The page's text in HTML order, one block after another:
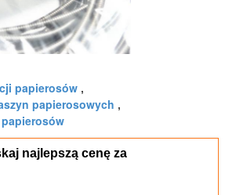
papierosów ,
papierosowych ,
najlepszą cenę za